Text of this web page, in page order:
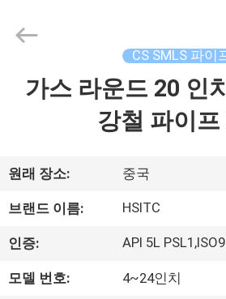
품
우
리
Hebei
Co.,Ltd.
CS SMLS 파이
가스 라운드 20 인
강철 파이프
원래 장소: 중국
브랜드 이름: HSITC
인증: API 5L
모델 번호: 4~24인치